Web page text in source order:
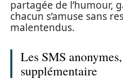
partagée de l’humour,
chacun s’amuse sans
malentendus.
Les SMS
supplémentaire